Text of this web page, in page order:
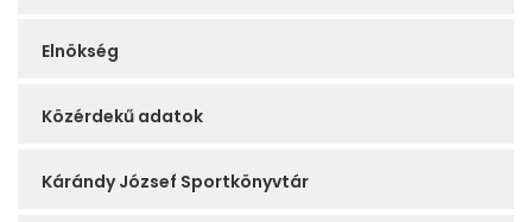
Elnökség
Közérdekű adatok
Kárándy József Sportkönyvtár